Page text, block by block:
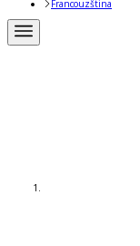
Francouzština